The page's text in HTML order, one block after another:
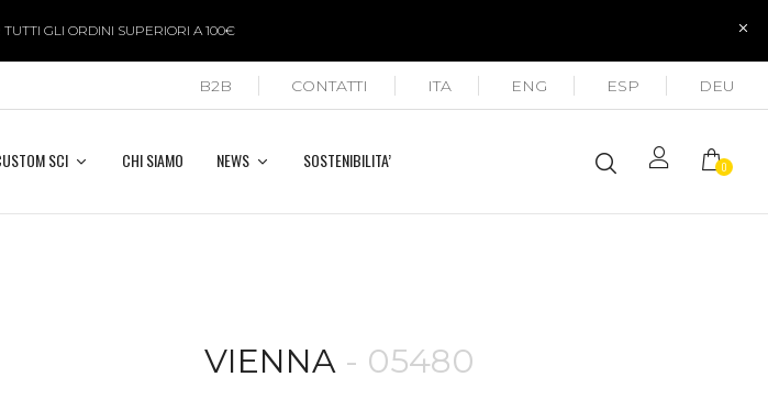
GLI ORDINI SUPERIORI A 100€
B2B CONTATTI ITA ENG ESP DEU
SCI CHI SIAMO NEWS SOSTENIBILITA’ 0
VIENNA - 05480